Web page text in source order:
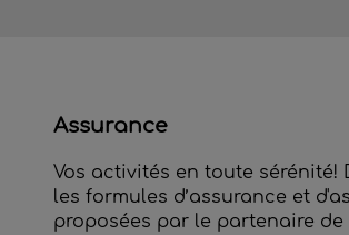
Assurance
Vos activités en toute sérénité!
les formules d’assurance et
proposées par le partenaire de